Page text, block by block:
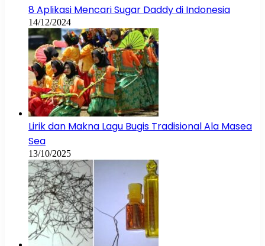
8 Aplikasi Mencari Sugar Daddy di Indonesia
14/12/2024
Lirik dan Makna Lagu Bugis Tradisional Ala Masea
Sea
13/10/2025